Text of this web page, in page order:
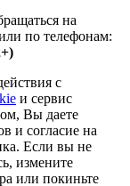
на
по телефонам:
с
и сервис
Вы даете
и согласие на
Если вы не
измените
или покиньте